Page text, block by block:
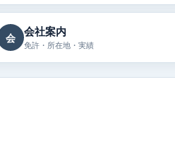
会 会社案内
免許・所在地・実績